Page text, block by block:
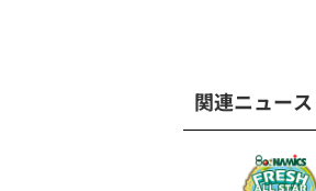
関連ニュース